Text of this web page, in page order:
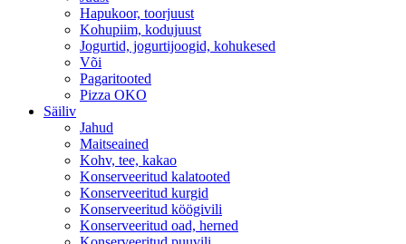
Hapukoor, toorjuust
Kohupiim, kodujuust
Jogurtid, jogurtijoogid, kohukesed
Või
Pagaritooted
Pizza OKO
Säiliv
Jahud
Maitseained
Kohv, tee, kakao
Konserveeritud kalatooted
Konserveeritud kurgid
Konserveeritud köögivili
Konserveeritud oad, herned